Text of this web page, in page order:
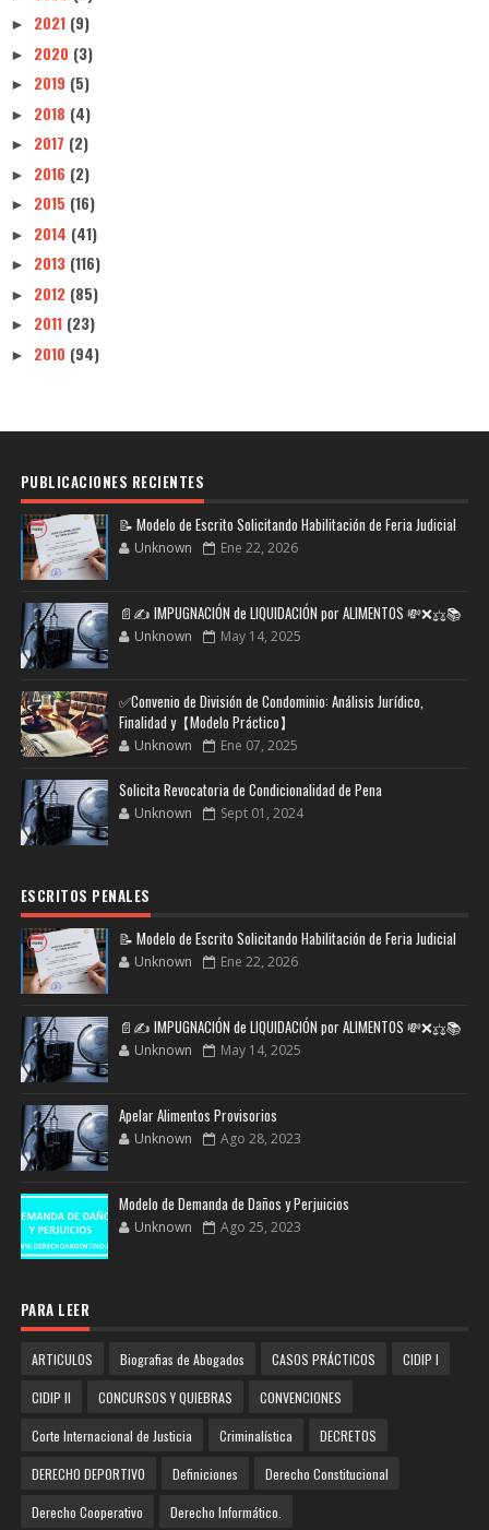
► 2021 (9)
► 2020 (3)
► 2019 (5)
► 2018 (4)
► 2017 (2)
► 2016 (2)
► 2015 (16)
► 2014 (41)
► 2013 (116)
► 2012 (85)
► 2011 (23)
► 2010 (94)
PUBLICACIONES RECIENTES
📝 Modelo de Escrito Solicitando Habilitación de Feria Judicial
Unknown Ene 22, 2026
📄✍️ IMPUGNACIÓN de LIQUIDACIÓN por ALIMENTOS 💸❌⚖️📚
Unknown May 14, 2025
✅Convenio de División de Condominio: Análisis Jurídico,
Finalidad y【Modelo Práctico】
Unknown Ene 07, 2025
Solicita Revocatoria de Condicionalidad de Pena
Unknown Sept 01, 2024
ESCRITOS PENALES
📝 Modelo de Escrito Solicitando Habilitación de Feria Judicial
Unknown Ene 22, 2026
📄✍️ IMPUGNACIÓN de LIQUIDACIÓN por ALIMENTOS 💸❌⚖️📚
Unknown May 14, 2025
Apelar Alimentos Provisorios
Unknown Ago 28, 2023
Modelo de Demanda de Daños y Perjuicios
Unknown Ago 25, 2023
PARA LEER
ARTICULOS Biografias de Abogados CASOS PRÁCTICOS CIDIP I
CIDIP II CONCURSOS Y QUIEBRAS CONVENCIONES
Corte Internacional de Justicia Criminalística DECRETOS
DERECHO DEPORTIVO Definiciones Derecho Constitucional
Derecho Cooperativo Derecho Informático.